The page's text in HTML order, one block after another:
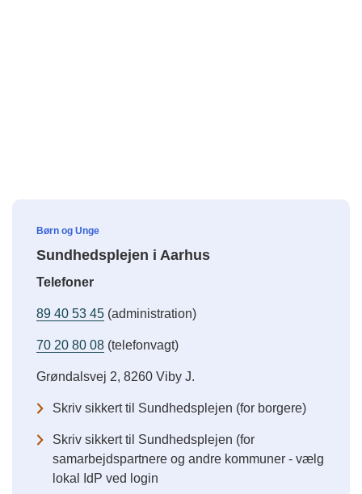
Børn og Unge
Sundhedsplejen i Aarhus
Telefoner
89 40 53 45 (administration)
70 20 80 08 (telefonvagt)
Grøndalsvej 2, 8260 Viby J.
Skriv sikkert til Sundhedsplejen (for borgere)
Skriv sikkert til Sundhedsplejen (for
samarbejdspartnere og andre kommuner - vælg
lokal IdP ved login